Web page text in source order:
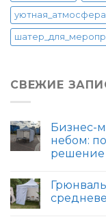
СВЕЖИЕ
Бизнес-
небом:
решение